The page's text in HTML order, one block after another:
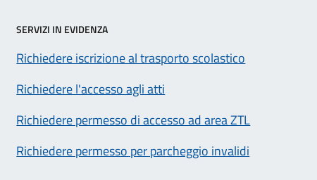
SERVIZI IN EVIDENZA
Richiedere iscrizione al trasporto scolastico
Richiedere l'accesso agli atti
Richiedere permesso di accesso ad area ZTL
Richiedere permesso per parcheggio invalidi